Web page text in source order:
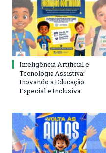
Inteligência Artificial e
Tecnologia Assistiva:
Inovando a Educação
Especial e Inclusiva